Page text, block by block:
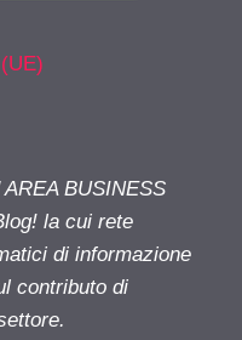
BUSINESS
la cui rete
di informazione
contributo di